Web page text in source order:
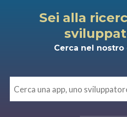
Sei alla
Cerca nel nostro